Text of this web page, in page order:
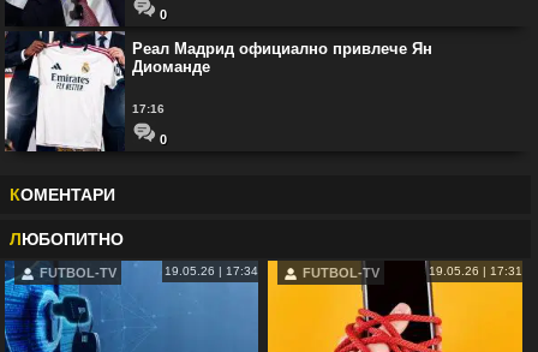
0
Реал Мадрид официално привлече Ян
Диоманде
17:16
0
КОМЕНТАРИ
ЛЮБОПИТНО
FUTBOL-TV 19.05.26 | 17:34 FUTBOL-TV 19.05.26 | 17:31